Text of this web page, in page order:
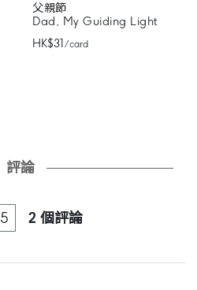
父親節
Dad, My Guiding Light
HK$31/ card
評論
5 2 個評論